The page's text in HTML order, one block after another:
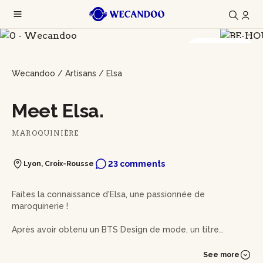
Wecandoo / Artisans / Elsa
Meet Elsa.
MAROQUINIÈRE
Lyon, Croix-Rousse 23 comments
Faites la connaissance d'Elsa, une passionnée de
maroquinerie !
Après avoir obtenu un BTS Design de mode, un titre
Maroquinerie, celle-ci forge son savoir-faire pendant 11 ans
See more